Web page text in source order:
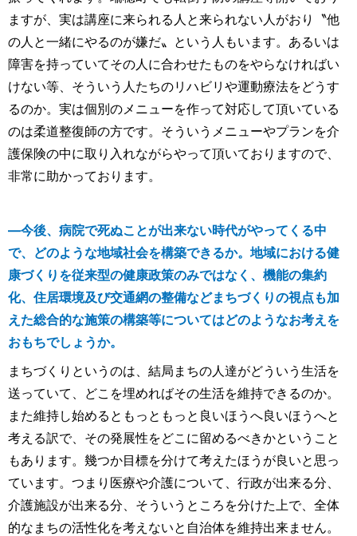
ますが、実は講座に来られる人と来られない人がおり〝他
の人と一緒にやるのが嫌だ〟という人もいます。あるいは
障害を持っていてその人に合わせたものをやらなければい
けない等、そういう人たちのリハビリや運動療法をどうす
るのか。実は個別のメニューを作って対応して頂いている
のは柔道整復師の方です。そういうメニューやプランを介
護保険の中に取り入れながらやって頂いておりますので、
非常に助かっております。
―今後、病院で死ぬことが出来ない時代がやってくる中
で、どのような地域社会を構築できるか。地域における健
康づくりを従来型の健康政策のみではなく、機能の集約
化、住居環境及び交通網の整備などまちづくりの視点も加
えた総合的な施策の構築等についてはどのようなお考えを
おもちでしょうか。
まちづくりというのは、結局まちの人達がどういう生活を
送っていて、どこを埋めればその生活を維持できるのか。
また維持し始めるともっともっと良いほうへ良いほうへと
考える訳で、その発展性をどこに留めるべきかということ
もあります。幾つか目標を分けて考えたほうが良いと思っ
ています。つまり医療や介護について、行政が出来る分、
介護施設が出来る分、そういうところを分けた上で、全体
的なまちの活性化を考えないと自治体を維持出来ません。